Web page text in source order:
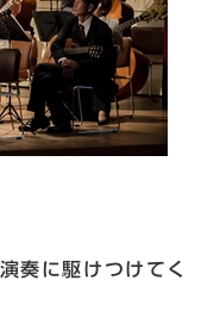
奏に駆けつけてく